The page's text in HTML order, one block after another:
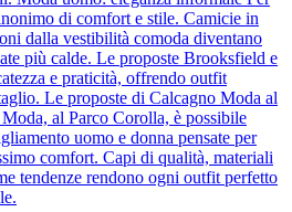
di comfort e stile. Camicie in
dalla vestibilità comoda diventano
più calde. Le proposte Brooksfield e
e praticità, offrendo outfit
Le proposte di Calcagno Moda al
al Parco Corolla, è possibile
uomo e donna pensate per
comfort. Capi di qualità, materiali
tendenze rendono ogni outfit perfetto